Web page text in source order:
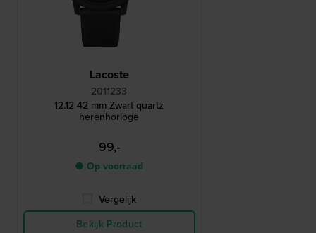
Lacoste
2011233
12.12 42 mm Zwart quartz
herenhorloge
99,-
● Op voorraad
Vergelijk
Bekijk Product